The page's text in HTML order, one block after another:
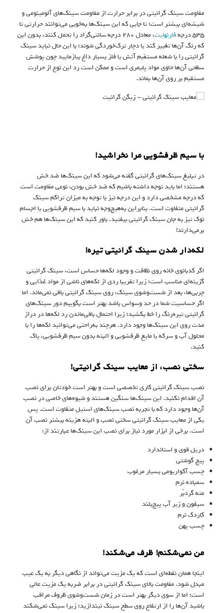
مقاومت سینک گرانیتی در برابر حرارت از مقاومت سینک‌های آلومینومی و
شیشه‌ای بیشتر است؛ تا جایی که این سینک‌ها به‌خوبی می‌توانند حرارتی تا
۵۳۵ درجه
فارنهایت
، معادل ۲۸۰ درجه سانتی‌گراد را تحمل کنند، بدون این
که رنگ آن‌ها تغییر کند یا دچار ترک‌خوردگی شوند؛ با این حال نباید سینک
گرانیتی را با شعله مستقیم آتش یا فلز بسیار داغ بیازمایید چون پوشش
سطحی آن‌ها حاوی مواد پلیمری است و ممکن است رد این نوع از حرارت
مستقیم بر روی آن‌ها بماند.
با سیم ظرفشویی مرا نخراشید!
در تبلیغ سینک‌های گرانیتی گفته می‌شود که این سینک‌ها ضد خش
هستند؛ اما باید توجه داشته باشیم که ضد خش بودن، نوعی مقاومت است
که درجه مشخصی دارد و این درجه نیز با توجه به میزان تراکم سینک
گرانیتی متفاوت است. بنابراین به‌هیچ‌وجه نباید با سیم ظرفشویی یا اجسام
نوک تیز به جان سینک گرانیتی بیفتید. باور کنید که این سینک‌ها هم خش
برمی‌دارند!
لکه‌دار شدن سینک گرانیتی تیره!
اگر کدبانوی خانه روی نظافت و وجود لکه‌ها حساس است، سینک گرانیتی
گزینه‌ای مناسب است؛ زیرا تقریبا ردی از لکه‌های ناشی از مواد غذایی و
چربی‌ها، بعد از شست‌وشوی سینک، روی سینک گرانیتی باقی نمی‌ماند. اما
اگر حساسیت شما در حد وسواس باشد بهتر است بگوییم دور سینک‌های
گرانیتی تیره‌رنگ را خط بکشید؛ زیرا احتمال باقی‌ماندن رد لکه‌ها در دراز
مدت روی این سینک‌ها وجود دارد. هرچند به‌راحتی می‌توانید لکه‌ها را با
محلول آب و سرکه یا مایع ظرفشویی و البته بدون سیم ظرفشویی، پاک
کنید.
سختی نصب، از معایب سینک گرانیتی!
نصب سینک گرانیتی کاری تخصصی است و بهتر است خودتان برای نصب
آن اقدام نکنید. این سینک‌ها سنگین هستند و شیوه‌های خاصی در نصب
آن‌ها وجود دارد که با تجربه نصب سینک‌های استیل متفاوت است. پس
یکی از معایب سینک گرانیتی سختی نصب و البته هزینه بیشتر نصب آن
است. برخی از ابزار مورد نیاز برای نصب این سینک‌ها عبارتند از:
دریل قوی و استاندارد
پیچ گوشتی
چسب آکواریومی بسیار مرغوب
سمباده نرم
مته گردبُر
سیفون و زیر آب پیچ‌بلند
کاردک نرم
چسب پهن
من نمی‌شکنم! ظرف می‌شکند!
اینجا همان نقطه‌ای است که یک مزیت می‌تواند از نگاهی دیگر به یک عیب
مبدل شود. مقاومت بالای سینک گرانیتی در برابر ضربه یک مزیت عالی
است؛ اما از سوی دیگر بهتر است در زمان شست‌وشوی ظروف مراقب
باشید آن‌ها را از ارتفاع روی سطح سینک نیندازید؛ زیرا سینک نمی‌شکند